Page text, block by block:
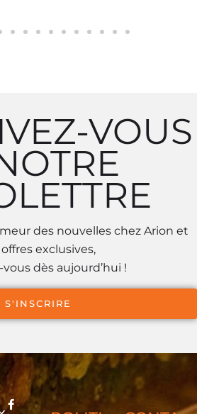
VOUS
des nouvelles chez Arion et
exclusives,
dès aujourd’hui !
S'INSCRIRE